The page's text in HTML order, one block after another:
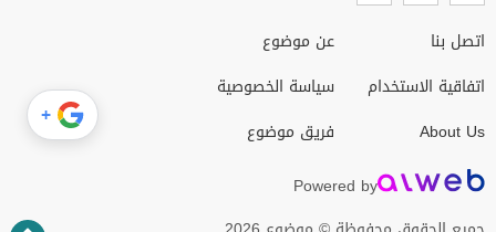
اتصل بنا
اتفاقية الاستخدام
About Us
عن موضوع
سياسة الخصوصية
فريق موضوع
Powered by
+